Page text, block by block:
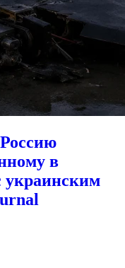
в
украинским